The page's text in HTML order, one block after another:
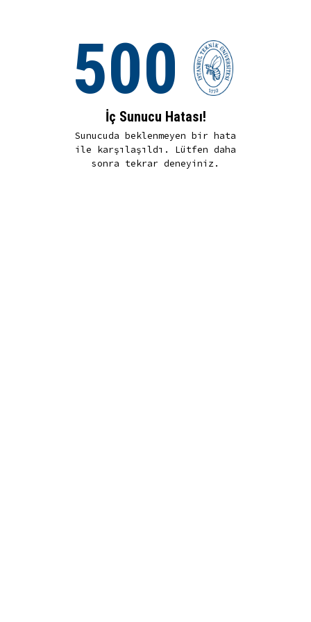
500
İç Sunucu Hatası!
Sunucuda beklenmeyen bir hata
ile karşılaşıldı. Lütfen daha
sonra tekrar deneyiniz.